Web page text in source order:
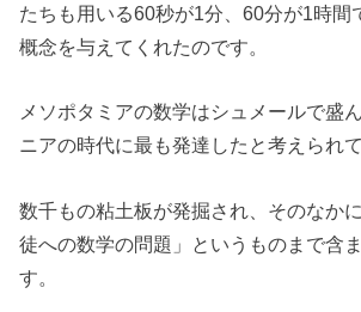
たちも用いる60秒が1分、60分が1時間
概念を与えてくれたのです。
メソポタミアの数学はシュメールで盛
ニアの時代に最も発達したと考えられて
数千もの粘土板が発掘され、そのなか
徒への数学の問題」というものまで含
す。